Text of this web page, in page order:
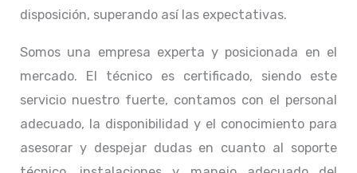
disposición, superando así las expectativas.
Somos una empresa experta y posicionada en el
mercado. El técnico es certificado, siendo este
servicio nuestro fuerte, contamos con el personal
adecuado, la disponibilidad y el conocimiento para
asesorar y despejar dudas en cuanto al soporte